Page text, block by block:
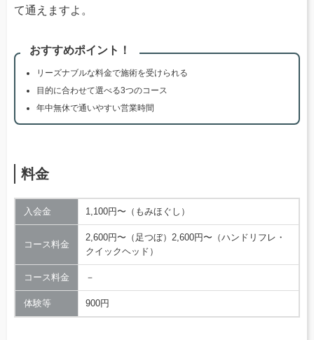
て通えますよ。
おすすめポイント！
リーズナブルな料金で施術を受けられる
目的に合わせて選べる3つのコース
年中無休で通いやすい営業時間
料金
入会金 1,100円〜（もみほぐし）
コース料金
2,600円〜（足つぼ）2,600円〜（ハンドリフレ・
クイックヘッド）
コース料金 －
体験等 900円